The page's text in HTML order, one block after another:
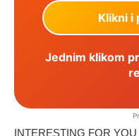
Jednim klikom